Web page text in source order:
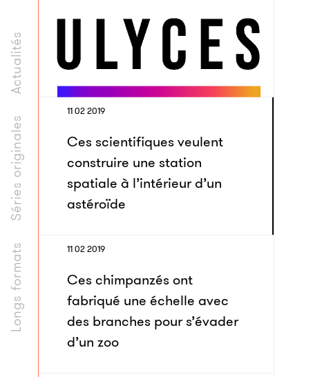
Longs formats
Séries originales
Actualités
11 02 2019
Ces scientifiques veulent
construire une station
spatiale à l’intérieur d’un
astéroïde
11 02 2019
Ces chimpanzés ont
fabriqué une échelle avec
des branches pour s’évader
d’un zoo